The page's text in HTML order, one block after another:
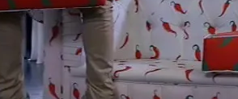
Corporativo